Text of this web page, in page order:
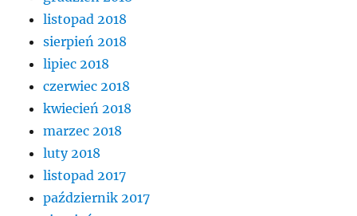
listopad 2018
sierpień 2018
lipiec 2018
czerwiec 2018
kwiecień 2018
marzec 2018
luty 2018
listopad 2017
październik 2017